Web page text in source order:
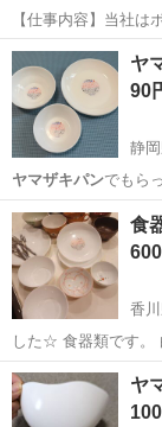
【仕事内容】当社は
で必要な配管やボイ
当社工場内であたっ
堂筋線の江坂駅から
アルバイト・パート
ヤ
90
静
ヤマザキパンでもら
静岡 浜松市
食
香
ていな…
香川 木田郡
ヤ